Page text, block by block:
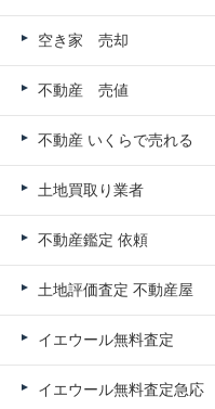
空き家 売却
不動産 売値
不動産 いくらで売れる
土地買取り業者
不動産鑑定 依頼
土地評価査定 不動産屋
イエウール無料査定
イエウール無料査定急応